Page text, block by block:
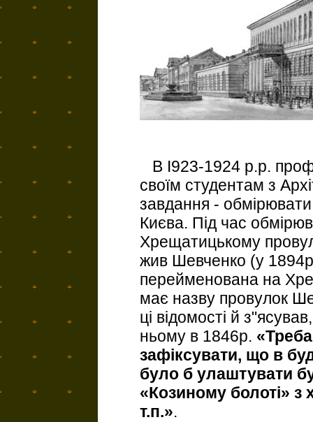
В І923-1924 р.р.
своїм студентам з
завдання -
Києва. Під час
Хрещатицькому
жив Шевченко (у
перейменована на
має назву провулок
ці відомості й
ньому в 1846р.
зафіксувати, що в
було б улаштувати
«Козиному болоті»
т.п.».